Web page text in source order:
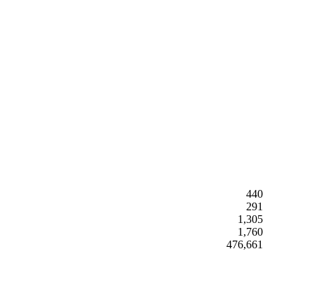
440
291
1,305
1,760
476,661